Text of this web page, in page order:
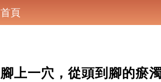
首頁
腳上一穴，從頭到腳的瘀